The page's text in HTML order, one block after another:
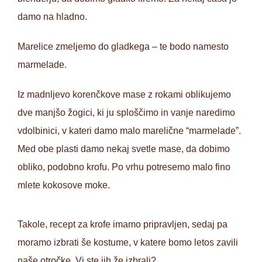
damo na hladno.
Marelice zmeljemo do gladkega – te bodo namesto
marmelade.
Iz madnljevo korenčkove mase z rokami oblikujemo
dve manjšo žogici, ki ju sploščimo in vanje naredimo
vdolbinici, v kateri damo malo marelične “marmelade”.
Med obe plasti damo nekaj svetle mase, da dobimo
obliko, podobno krofu. Po vrhu potresemo malo fino
mlete kokosove moke.
Takole, recept za krofe imamo pripravljen, sedaj pa
moramo izbrati še kostume, v katere bomo letos zavili